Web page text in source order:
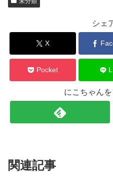
シェ
X
Pocket
にこちゃん
関連記事